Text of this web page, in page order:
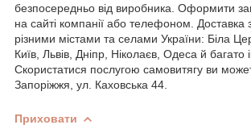
безпосередньо від виробника. Оформити
на сайті компанії або телефоном. Доставка
різними містами та селами України: Біла
Київ, Львів, Дніпр, Ніколаєв, Одеса й багато
Скористатися послугою самовитягу ви
Запоріжжя, ул. Каховська 44.
Приховати